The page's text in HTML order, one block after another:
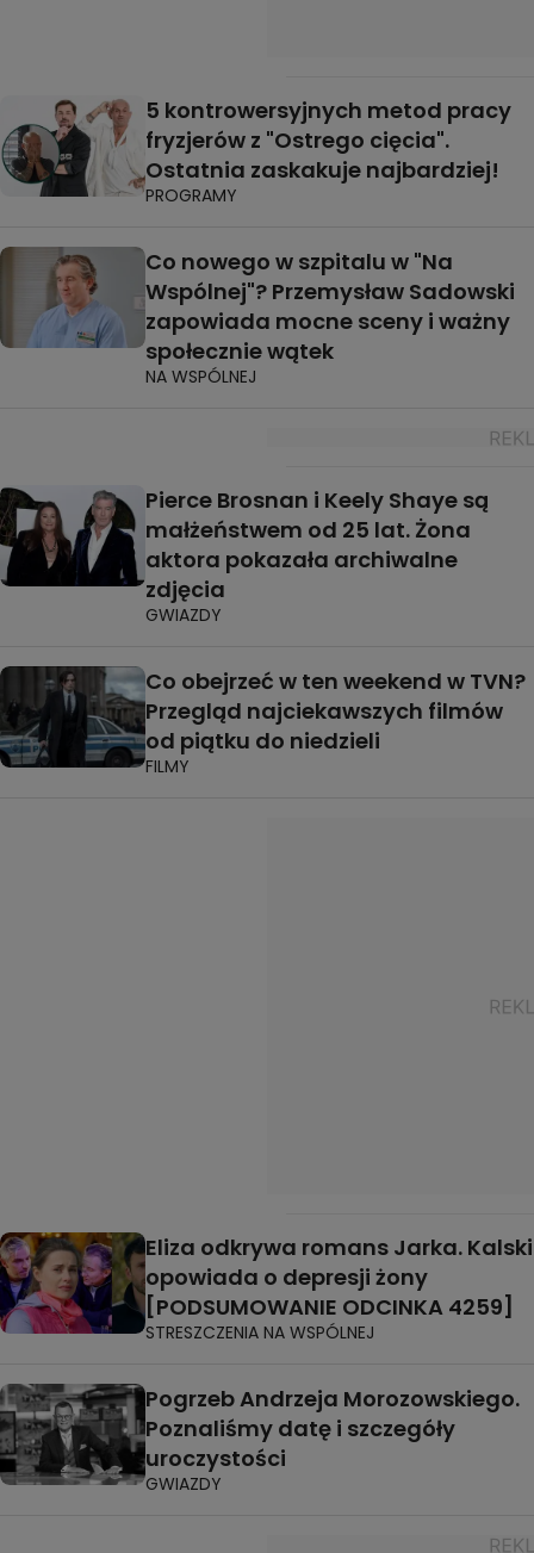
5 kontrowersyjnych metod pracy
fryzjerów z "Ostrego cięcia".
Ostatnia zaskakuje najbardziej!
PROGRAMY
Co nowego w szpitalu w "Na
Wspólnej"? Przemysław Sadowski
zapowiada mocne sceny i ważny
społecznie wątek
NA WSPÓLNEJ
Pierce Brosnan i Keely Shaye są
małżeństwem od 25 lat. Żona
aktora pokazała archiwalne
zdjęcia
GWIAZDY
Co obejrzeć w ten weekend w TVN?
Przegląd najciekawszych filmów
od piątku do niedzieli
FILMY
Eliza odkrywa romans Jarka. Kalski
opowiada o depresji żony
[PODSUMOWANIE ODCINKA 4259]
STRESZCZENIA NA WSPÓLNEJ
Pogrzeb Andrzeja Morozowskiego.
Poznaliśmy datę i szczegóły
uroczystości
GWIAZDY